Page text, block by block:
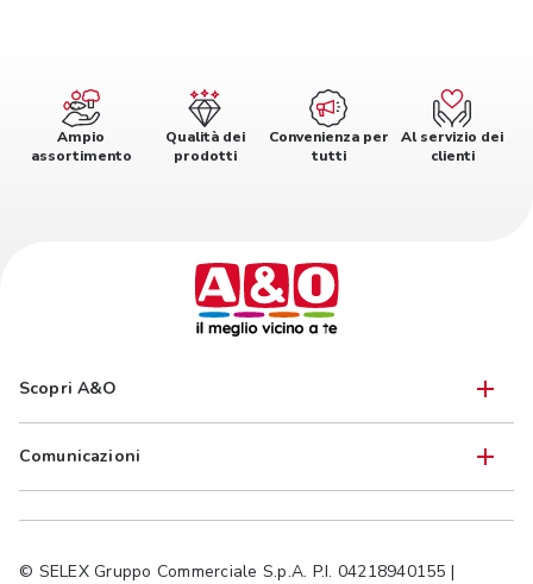
Ampio
assortimento
Qualità dei
prodotti
Convenienza per
tutti
Al servizio dei
clienti
Scopri A&O
Comunicazioni
© SELEX Gruppo Commerciale S.p.A. P.I. 04218940155 |